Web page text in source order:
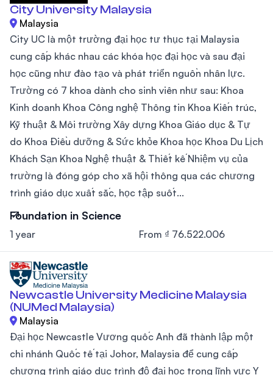
City University Malaysia
Malaysia
City UC là một trường đại học tư thục tại Malaysia
cung cấp khác nhau các khóa học đại học và sau đại
học cũng như đào tạo và phát triển nguồn nhân lực.
Trường có 7 khoa dành cho sinh viên như sau: Khoa
Kinh doanh Khoa Công nghệ Thông tin Khoa Kiến trúc,
Kỹ thuật & Môi trường Xây dựng Khoa Giáo dục & Tự
do Khoa Điều dưỡng & Sức khỏe Khoa học Khoa Du Lịch
Khách Sạn Khoa Nghệ thuật & Thiết kế Nhiệm vụ của
trường là đóng góp cho xã hội thông qua các chương
trình giáo dục xuất sắc, học tập suốt...
Foundation in Science
1 year From ₫ 76.522.006
Newcastle University Medicine Malaysia
(NUMed Malaysia)
Malaysia
Đại học Newcastle Vương quốc Anh đã thành lập một
chi nhánh Quốc tế tại Johor, Malaysia để cung cấp
chương trình giáo dục trình độ đại học trong lĩnh vực Y